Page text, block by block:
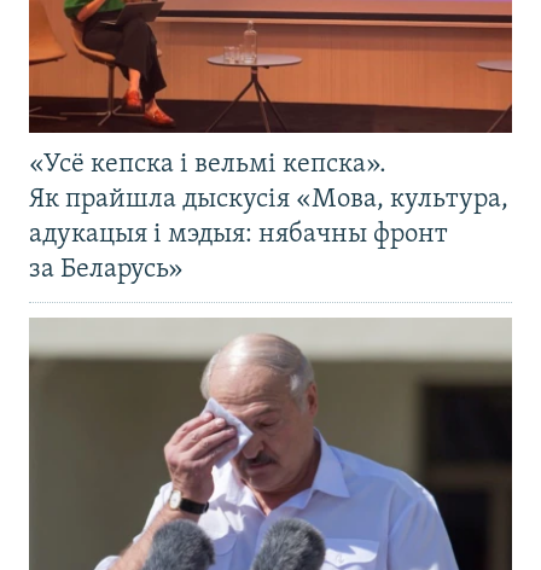
«Усё кепска і вельмі кепска».
Як прайшла дыскусія «Мова, культура,
адукацыя і мэдыя: нябачны фронт
за Беларусь»